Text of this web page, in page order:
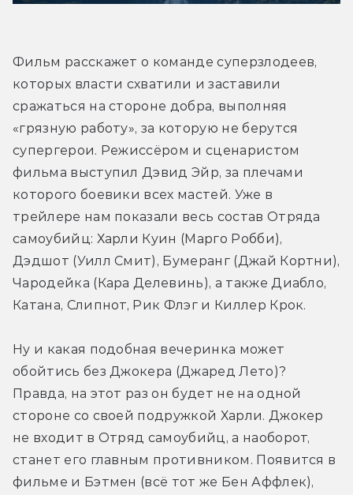
Фильм расскажет о команде суперзлодеев,
которых власти схватили и заставили
сражаться на стороне добра, выполняя
«грязную работу», за которую не берутся
супергерои. Режиссёром и сценаристом
фильма выступил Дэвид Эйр, за плечами
которого боевики всех мастей. Уже в
трейлере нам показали весь состав Отряда
самоубийц: Харли Куин (Марго Робби),
Дэдшот (Уилл Смит), Бумеранг (Джай Кортни),
Чародейка (Кара Делевинь), а также Диабло,
Катана, Слипнот, Рик Флэг и Киллер Крок.
Ну и какая подобная вечеринка может
обойтись без Джокера (Джаред Лето)?
Правда, на этот раз он будет не на одной
стороне со своей подружкой Харли. Джокер
не входит в Отряд самоубийц, а наоборот,
станет его главным противником. Появится в
фильме и Бэтмен (всё тот же Бен Аффлек),